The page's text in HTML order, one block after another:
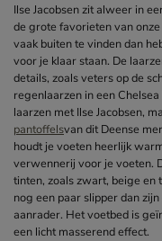
Ilse Jacobsen zit alweer in
de grote favorieten van
vaak buiten te vinden dan
voor je klaar staan. De
details, zoals veters op de
regenlaarzen in een
laarzen met Ilse Jacobsen,
pantoffelsvan dit Deense
houdt je voeten heerlijk
verwennerij voor je voeten.
tinten, zoals zwart, beige en
nog een paar slipper dan zijn
aanrader. Het voetbed is
een licht masserend effect.